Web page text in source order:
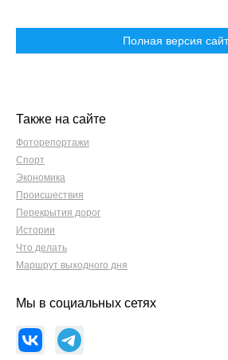
Полная версия
Также на сайте
Фоторепортажи
Спорт
Экономика
Происшествия
Перекрытия дорог
Истории
Что делать
Маршрут выходного дня
Мы в социальных сетях